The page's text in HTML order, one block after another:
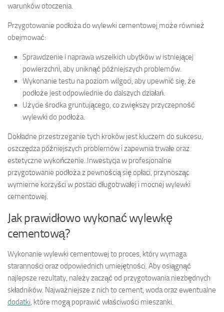
warunków otoczenia.
Przygotowanie podłoża do wylewki cementowej może również
obejmować:
Sprawdzenie i naprawa wszelkich ubytków w istniejącej
powierzchni, aby uniknąć późniejszych problemów.
Wykonanie testu na poziom wilgoci, aby upewnić się, że
podłoże jest odpowiednie do dalszych działań.
Użycie środka gruntującego, co zwiększy przyczepność
wylewki do podłoża.
Dokładne przestrzeganie tych kroków jest kluczem do sukcesu,
oszczędza późniejszych problemów i zapewnia trwałe oraz
estetyczne wykończenie. Inwestycja w profesjonalne
przygotowanie podłoża z pewnością się opłaci, przynosząc
wymierne korzyści w postaci długotrwałej i mocnej wylewki
cementowej.
Jak prawidłowo wykonać wylewkę
cementową?
Wykonanie wylewki cementowej to proces, który wymaga
staranności oraz odpowiednich umiejętności. Aby osiągnąć
najlepsze rezultaty, należy zacząć od przygotowania niezbędnych
składników. Najważniejsze z nich to cement, woda oraz ewentualne
dodatki, które mogą poprawić właściwości mieszanki.